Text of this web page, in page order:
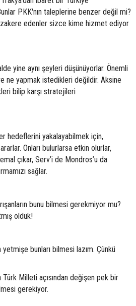
PKK'nın taleplerine benzer değil mi?
edenler sizce kime hizmet ediyor
yine aynı şeyleri düşünüyorlar. Önemli
ne yapmak istedikleri değildir. Aksine
bilip karşı stratejileri
hedeflerini yakalayabilmek için,
Onları bulurlarsa etkin olurlar,
çıkar, Serv’i de Mondros’u da
sağlar.
bunu bilmesi gerekmiyor mu?
olduk!
yetmişe bunları bilmesi lazım. Çünkü
Milleti açısından değişen pek bir
gerekiyor.